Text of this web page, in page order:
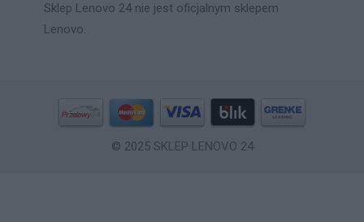
Sklep Lenovo 24 nie jest oficjalnym sklepem
Lenovo.
© 2025 SKLEP LENOVO 24